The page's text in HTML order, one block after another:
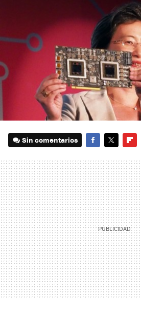
Sin comentarios